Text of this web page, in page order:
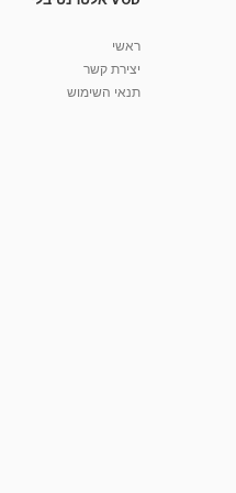
ראשי
יצירת קשר
תנאי השימוש